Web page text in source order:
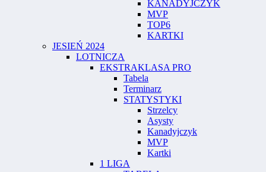
KANADYJCZYK
MVP
TOP6
KARTKI
JESIEŃ 2024
LOTNICZA
EKSTRAKLASA PRO
Tabela
Terminarz
STATYSTYKI
Strzelcy
Asysty
Kanadyjczyk
MVP
Kartki
1 LIGA